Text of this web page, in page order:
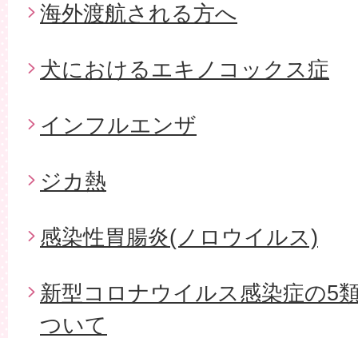
海外渡航される方へ
犬におけるエキノコックス症
インフルエンザ
ジカ熱
感染性胃腸炎(ノロウイルス)
新型コロナウイルス感染症の5
ついて